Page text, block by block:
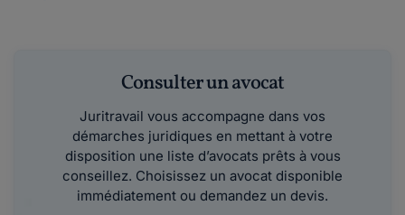
Consulter un avocat
Juritravail vous accompagne dans vos
démarches juridiques en mettant à votre
disposition une liste d’avocats prêts à vous
conseillez. Choisissez un avocat disponible
immédiatement ou demandez un devis.